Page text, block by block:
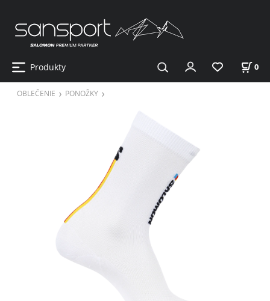
Produkty 0
OBLEČENIE PONOŽKY